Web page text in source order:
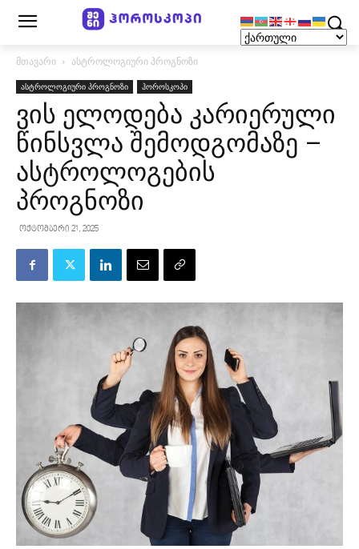
მთავარი ასტროლოგიური პროგნოზი
ასტროლოგიური პროგნოზი ჰოროსკოპი
ვის ელოდება კარიერული
წინსვლა შემოდგომაზე –
ასტროლოგების
პროგნოზი
ოქტომბერი 21, 2025